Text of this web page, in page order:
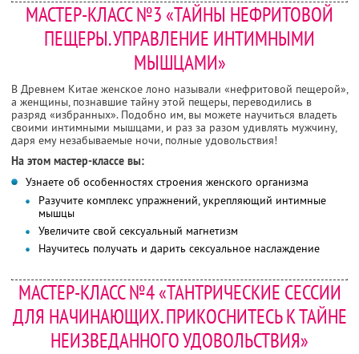
МАСТЕР-КЛАСС №3 «ТАЙНЫ НЕФРИТОВОЙ
ПЕЩЕРЫ. УПРАВЛЕНИЕ ИНТИМНЫМИ
МЫШЦАМИ»
В Древнем Китае женское лоно называли «нефритовой пещерой»,
а женщины, познавшие тайну этой пещеры, переводились в
разряд «избранных». Подобно им, вы можете научиться владеть
своими интимными мышцами, и раз за разом удивлять мужчину,
даря ему незабываемые ночи, полные удовольствия!
На этом мастер-классе вы:
Узнаете об особенностях строения женского организма
Разучите комплекс упражнений, укрепляющий интимные
мышцы
Увеличите свой сексуальный магнетизм
Научитесь получать и дарить сексуальное наслаждение
МАСТЕР-КЛАСС №4 «ТАНТРИЧЕСКИЕ СЕССИИ
ДЛЯ НАЧИНАЮЩИХ. ПРИКОСНИТЕСЬ К ТАЙНЕ
НЕИЗВЕДАННОГО УДОВОЛЬСТВИЯ»